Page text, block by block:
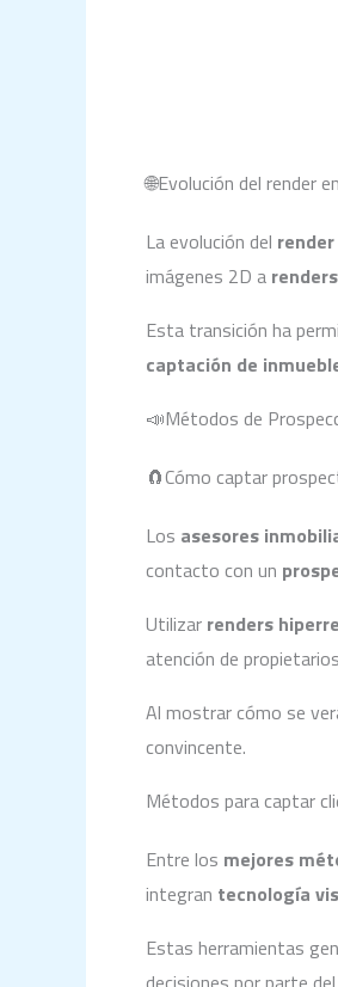
🌐Evolución del render
La evolución del render
imágenes 2D a
Esta transición ha
captación de
📣Métodos de
🧲Cómo captar
Los asesores
contacto con un
Utilizar renders
atención de
Al mostrar cómo se
convincente.
Métodos para captar
Entre los mejores
integran tecnología
Estas herramientas